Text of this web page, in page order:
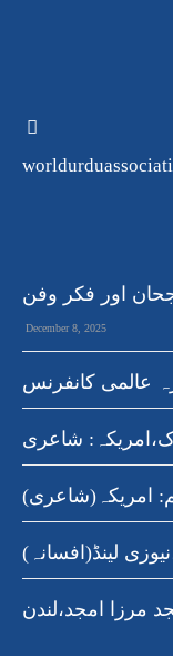
اور فکر وفن
December 8, 2025
عالمی کانفرنس
شاعری
امریکہ(شاعری)
لینڈ(افسانہ)
مرزا امجد،لندن